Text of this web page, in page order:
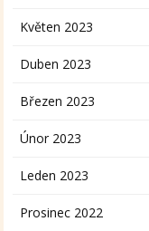
Květen 2023
Duben 2023
Březen 2023
Únor 2023
Leden 2023
Prosinec 2022